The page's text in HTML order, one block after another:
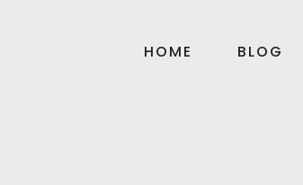
HOME BLOG